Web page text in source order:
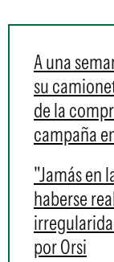
A una
su
de la
campaña
"Jamás en
haberse
por Orsi